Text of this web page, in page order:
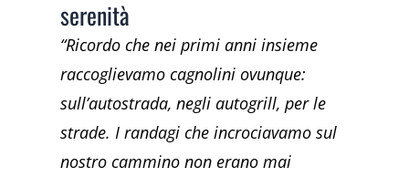
serenità
“Ricordo che nei primi anni insieme
raccoglievamo cagnolini ovunque:
sull’autostrada, negli autogrill, per le
strade. I randagi che incrociavamo sul
nostro cammino non erano mai